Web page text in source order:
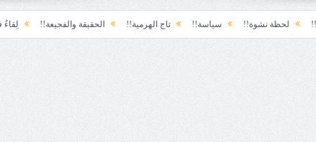
سياسة!! تاج الهرمية!! الحقيقة والفجيعة!! لِقاءُ في المَطَرِ!